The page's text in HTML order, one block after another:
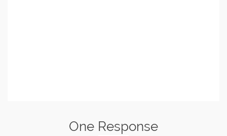
One Response